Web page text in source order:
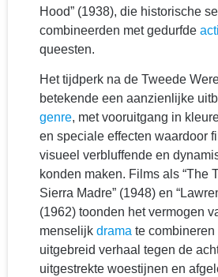
Hood” (1938), die historische
combineerden met gedurfde
queesten.
Het tijdperk na de Tweede
betekende een aanzienlijke
genre, met vooruitgang in
en speciale effecten waardoor
visueel verbluffende en
konden maken. Films als “The
Sierra Madre” (1948) en
(1962) toonden het vermogen
menselijk drama te combineren
uitgebreid verhaal tegen de
uitgestrekte woestijnen en